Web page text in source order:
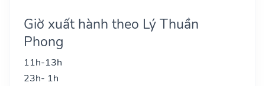
Giờ xuất hành theo Lý Thuần
Phong
11h-13h
23h- 1h